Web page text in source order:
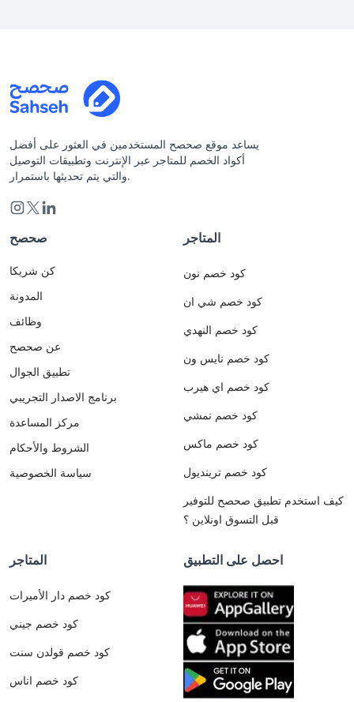
يساعد موقع صحصح المستخدمين في العثور على أفضل
أكواد الخصم للمتاجر عبر الإنترنت وتطبيقات التوصيل
والتي يتم تحديثها باستمرار.
صحصح
كن شريكا
المدونة
وظائف
عن صحصح
تطبيق الجوال
برنامج الاصدار التجريبي
مركز المساعدة
الشروط والأحكام
سياسة الخصوصية
المتاجر
كود خصم نون
كود خصم شي ان
كود خصم النهدي
كود خصم نايس ون
كود خصم اي هيرب
كود خصم نمشي
كود خصم ماكس
كود خصم ترينديول
كيف استخدم تطبيق صحصح للتوفير
قبل التسوق اونلاين ؟
المتاجر
كود خصم دار الأميرات
كود خصم جيني
كود خصم قولدن سنت
كود خصم اناس
احصل على التطبيق